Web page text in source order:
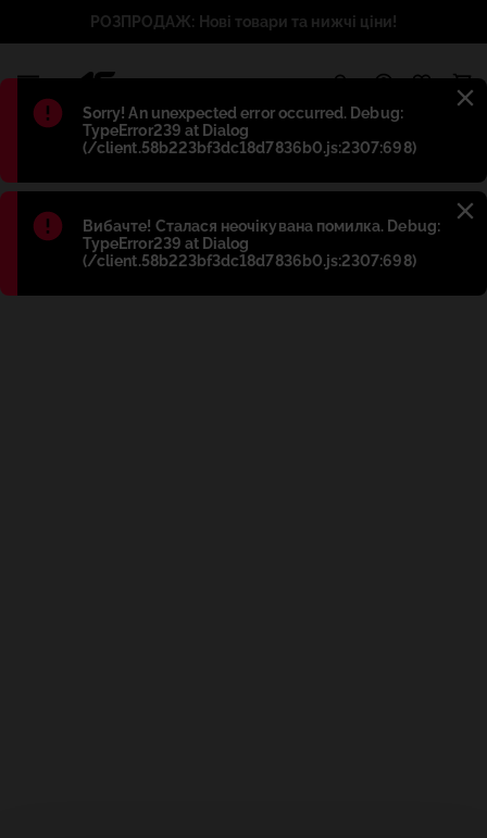
Błąd:
Sorry! An unexpected error occurred. Debug:
TypeError239 at Dialog
(/client.58b223bf3dc18d7836b0.js:2307:698)
Błąd:
Вибачте! Сталася неочікувана помилка. Debug:
TypeError239 at Dialog
(/client.58b223bf3dc18d7836b0.js:2307:698)
РОЗПРОДАЖ: Нові товари та нижчі ціни!